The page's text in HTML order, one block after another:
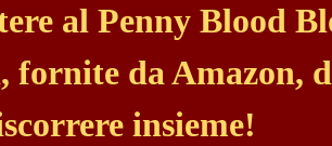
al Penny Blood
fornite da Amazon,
insieme!